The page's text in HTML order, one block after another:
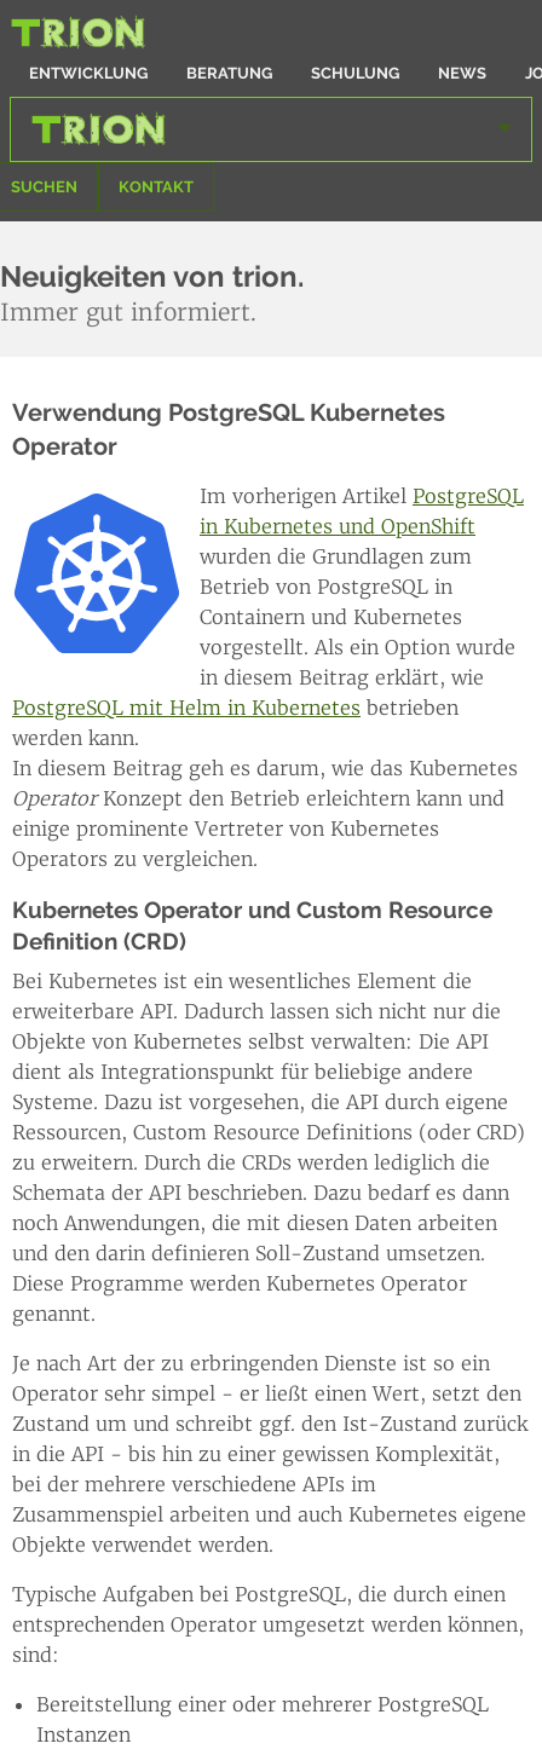
ENTWICKLUNG BERATUNG SCHULUNG NEWS
SUCHEN KONTAKT
Neuigkeiten von trion.
Immer gut informiert.
Verwendung PostgreSQL Kubernetes
Operator
Im vorherigen Artikel PostgreSQL
in Kubernetes und OpenShift
wurden die Grundlagen zum
Betrieb von PostgreSQL in
Containern und Kubernetes
vorgestellt. Als ein Option wurde
in diesem Beitrag erklärt, wie
PostgreSQL mit Helm in Kubernetes betrieben
werden kann.
In diesem Beitrag geh es darum, wie das Kubernetes
OperatorKonzept den Betrieb erleichtern kann und
einige prominente Vertreter von Kubernetes
Operators zu vergleichen.
Kubernetes Operator und Custom Resource
Definition (CRD)
Bei Kubernetes ist ein wesentliches Element die
erweiterbare API. Dadurch lassen sich nicht nur die
Objekte von Kubernetes selbst verwalten: Die API
dient als Integrationspunkt für beliebige andere
Systeme. Dazu ist vorgesehen, die API durch eigene
Ressourcen, Custom Resource Definitions (oder CRD)
zu erweitern. Durch die CRDs werden lediglich die
Schemata der API beschrieben. Dazu bedarf es dann
noch Anwendungen, die mit diesen Daten arbeiten
und den darin definieren Soll-Zustand umsetzen.
Diese Programme werden Kubernetes Operator
genannt.
Je nach Art der zu erbringenden Dienste ist so ein
Operator sehr simpel - er ließt einen Wert, setzt den
Zustand um und schreibt ggf. den Ist-Zustand zurück
in die API - bis hin zu einer gewissen Komplexität,
bei der mehrere verschiedene APIs im
Zusammenspiel arbeiten und auch Kubernetes eigene
Objekte verwendet werden.
Typische Aufgaben bei PostgreSQL, die durch einen
entsprechenden Operator umgesetzt werden können,
sind:
Bereitstellung einer oder mehrerer PostgreSQL
Instanzen